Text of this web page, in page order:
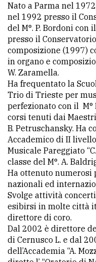
Nato a Parma nel
nel 1992 presso il
del M°. P. Bordoni
presso il
composizione (1997)
in organo e
W. Zaramella.
Ha frequentato la
Trio di Trieste per
perfezionato con il
corsi tenuti dai Maestri
B. Petruschansky. Ha
Accademico di II
Musicale Pareggiato
classe del M°. A.
Ha ottenuto
nazionali ed
Svolge attività
esibirsi in molte città
direttore di coro.
Dal 2002 è direttore
di Cernusco L. e dal
dell’Accademia “A.